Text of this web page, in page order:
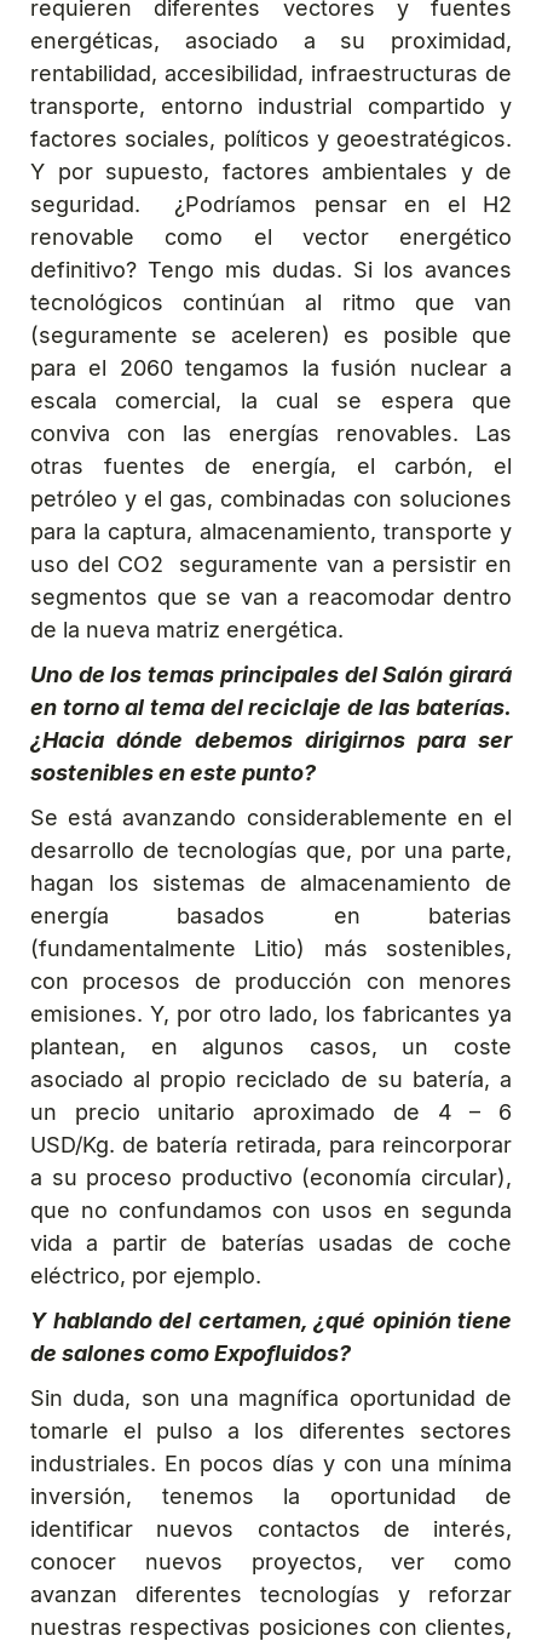
requieren diferentes vectores y fuentes
energéticas, asociado a su proximidad,
rentabilidad, accesibilidad, infraestructuras de
transporte, entorno industrial compartido y
factores sociales, políticos y geoestratégicos.
Y por supuesto, factores ambientales y de
seguridad. ¿Podríamos pensar en el H2
renovable como el vector energético
definitivo? Tengo mis dudas. Si los avances
tecnológicos continúan al ritmo que van
(seguramente se aceleren) es posible que
para el 2060 tengamos la fusión nuclear a
escala comercial, la cual se espera que
conviva con las energías renovables. Las
otras fuentes de energía, el carbón, el
petróleo y el gas, combinadas con soluciones
para la captura, almacenamiento, transporte y
uso del CO2 seguramente van a persistir en
segmentos que se van a reacomodar dentro
de la nueva matriz energética.
Uno de los temas principales del Salón girará
en torno al tema del reciclaje de las baterías.
¿Hacia dónde debemos dirigirnos para ser
sostenibles en este punto?
Se está avanzando considerablemente en el
desarrollo de tecnologías que, por una parte,
hagan los sistemas de almacenamiento de
energía basados en baterias
(fundamentalmente Litio) más sostenibles,
con procesos de producción con menores
emisiones. Y, por otro lado, los fabricantes ya
plantean, en algunos casos, un coste
asociado al propio reciclado de su batería, a
un precio unitario aproximado de 4 – 6
USD/Kg. de batería retirada, para reincorporar
a su proceso productivo (economía circular),
que no confundamos con usos en segunda
vida a partir de baterías usadas de coche
eléctrico, por ejemplo.
Y hablando del certamen, ¿qué opinión tiene
de salones como Expofluidos?
Sin duda, son una magnífica oportunidad de
tomarle el pulso a los diferentes sectores
industriales. En pocos días y con una mínima
inversión, tenemos la oportunidad de
identificar nuevos contactos de interés,
conocer nuevos proyectos, ver como
avanzan diferentes tecnologías y reforzar
nuestras respectivas posiciones con clientes,